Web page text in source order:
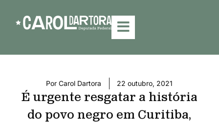
Por Carol Dartora 22 outubro, 2021
É urgente resgatar a história
do povo negro em Curitiba,